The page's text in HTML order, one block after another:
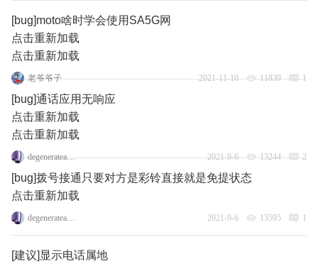
[bug]moto啥时学会使用SA5G网
点击重新加载
点击重新加载
老爷爷子 2021-11-10 11839 1
[bug]通话应用无响应
点击重新加载
点击重新加载
degenerateangel163 2021-9-6 13244 2
[bug]拨号接通只要对方是彩铃直接就是免提状态
点击重新加载
degenerateangel163 2021-9-6 13595 1
[建议]显示电话属地